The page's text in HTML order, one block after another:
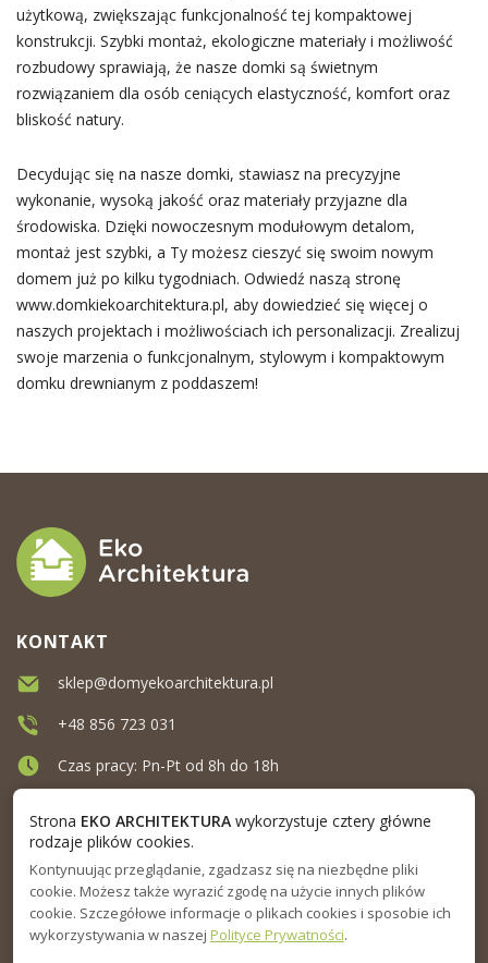
użytkową, zwiększając funkcjonalność tej kompaktowej
konstrukcji. Szybki montaż, ekologiczne materiały i możliwość
rozbudowy sprawiają, że nasze domki są świetnym
rozwiązaniem dla osób ceniących elastyczność, komfort oraz
bliskość natury.
Decydując się na nasze domki, stawiasz na precyzyjne
wykonanie, wysoką jakość oraz materiały przyjazne dla
środowiska. Dzięki nowoczesnym modułowym detalom,
montaż jest szybki, a Ty możesz cieszyć się swoim nowym
domem już po kilku tygodniach. Odwiedź naszą stronę
www.domkiekoarchitektura.pl, aby dowiedzieć się więcej o
naszych projektach i możliwościach ich personalizacji. Zrealizuj
swoje marzenia o funkcjonalnym, stylowym i kompaktowym
domku drewnianym z poddaszem!
MENU
INFORMACJA
KONTAKT
sklep@domyekoarchitektura.pl
+48 856 723 031
Czas pracy: Pn-Pt od 8h do 18h
Strona EKO ARCHITEKTURAwykorzystuje cztery główne
rodzaje plików cookies.
Kontynuując przeglądanie, zgadzasz się na niezbędne pliki
cookie. Możesz także wyrazić zgodę na użycie innych plików
cookie. Szczegółowe informacje o plikach cookies i sposobie ich
wykorzystywania w naszej Polityce Prywatności.